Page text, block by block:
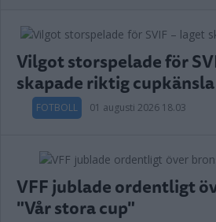
Vilgot storspelade för
skapade riktig cupkänsla
FOTBOLL 01 augusti 2026 18.03
VFF jublade ordentligt
"Vår stora cup"